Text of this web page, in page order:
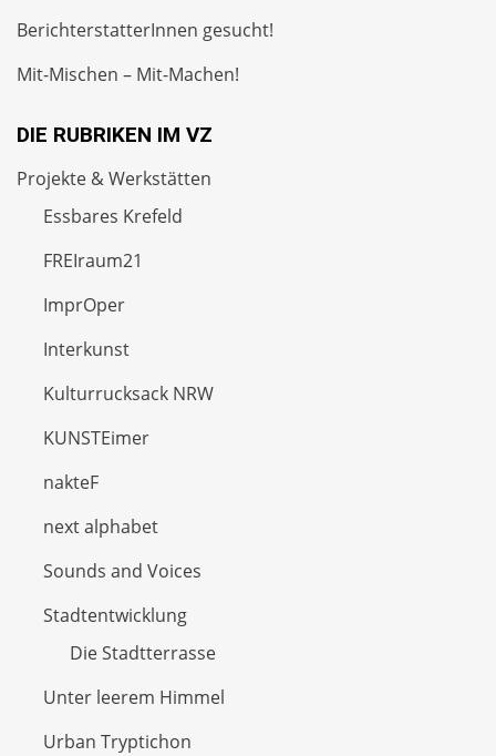
BerichterstatterInnen gesucht!
Mit-Mischen – Mit-Machen!
DIE RUBRIKEN IM VZ
Projekte & Werkstätten
Essbares Krefeld
FREIraum21
ImprOper
Interkunst
Kulturrucksack NRW
KUNSTEimer
nakteF
next alphabet
Sounds and Voices
Stadtentwicklung
Die Stadtterrasse
Unter leerem Himmel
Urban Tryptichon